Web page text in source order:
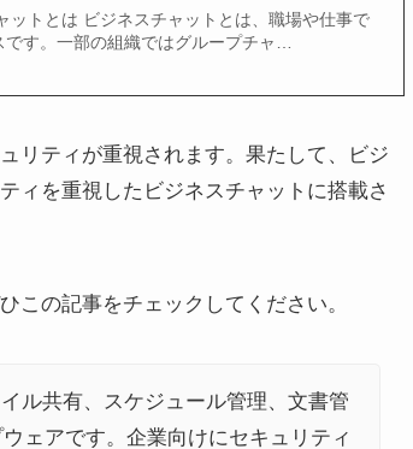
ットとは ビジネスチャットとは、職場や仕事で
す。一部の組織ではグループチャ…
リティが重視されます。果たして、ビジ
ィを重視したビジネスチャットに搭載さ
この記事をチェックしてください。
ル共有、スケジュール管理、文書管
ェアです。企業向けにセキュリティ